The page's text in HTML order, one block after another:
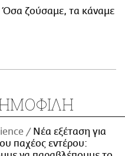
ζούσαμε, τα κάναμε
Νέα εξέταση για
παχέος εντέρου: